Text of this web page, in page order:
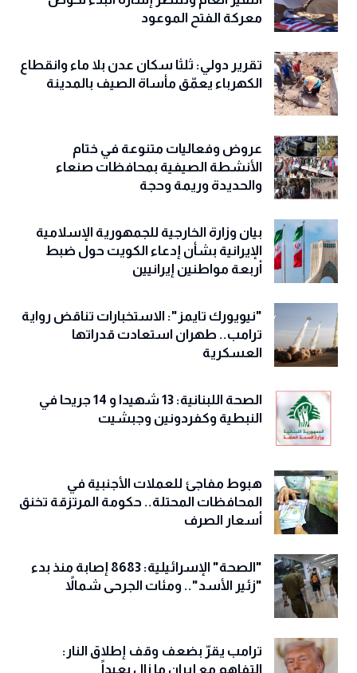
معركة الفتح الموعود
تقرير دولي: ثلثا سكان عدن بلا ماء وانقطاع
الكهرباء يعمّق مأساة الصيف بالمدينة
عروض وفعاليات متنوعة في ختام
الأنشطة الصيفية بمحافظات صنعاء
والحديدة وريمة وحجة
‏بيان وزارة الخارجية للجمهورية الإسلامية
الإيرانية بشأن إدعاء الكويت حول ضبط
أربعة مواطنين إيرانيين
"نيويورك تايمز": الاستخبارات تناقض رواية
ترامب.. طهران استعادت قدراتها
العسكرية
الصحة اللبنانية: 13 شهيدا و 14 جريحا في
النبطية وكفردونين وجبشيت
هبوط مفاجئ للعملات الأجنبية في
المحافظات المحتلة.. حكومة المرتزقة تخنق
أسعار الصرف
"الصحة" الإسرائيلية: 8683 إصابة منذ بدء
"زئير الأسد".. ومئات الجرحى شمالاً
ترامب يقرّ بضعف وقف إطلاق النار:
التفاهم مع إيران ما زال بعيداً